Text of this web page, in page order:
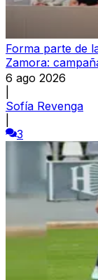
Forma parte de
Zamora:
6 ago 2026
Sofía Revenga
3